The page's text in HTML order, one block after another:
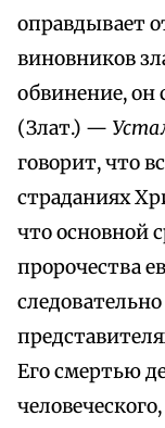
оправдывает
виновников
обвинение, он
(Злат.) —
говорит, что
страданиях
что основной
пророчества
Его смертью